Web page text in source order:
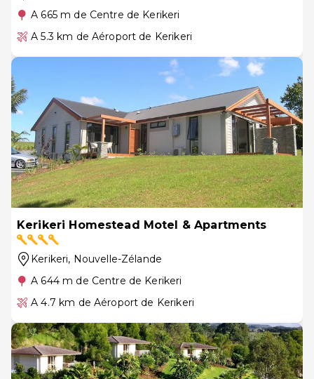
A 665 m de Centre de Kerikeri
A 5.3 km de Aéroport de Kerikeri
Kerikeri Homestead Motel & Apartments
Kerikeri, Nouvelle-Zélande
A 644 m de Centre de Kerikeri
A 4.7 km de Aéroport de Kerikeri